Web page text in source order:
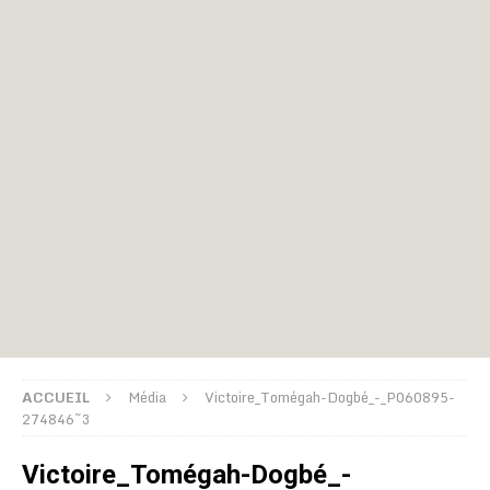
ACCUEIL Média
Victoire_Tomégah-Dogbé_-_P060895-
274846~3
Victoire_Tomégah-Dogbé_-